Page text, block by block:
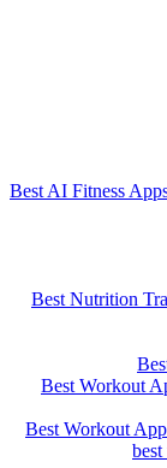
10 Best